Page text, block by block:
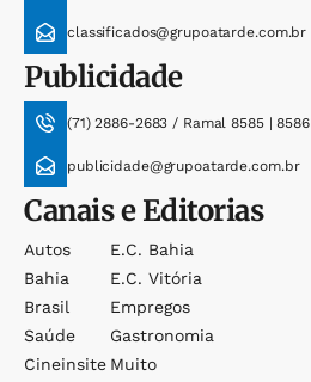
classificados@grupoatarde.com.br
Publicidade
(71) 2886-2683 / Ramal 8585 | 8586
publicidade@grupoatarde.com.br
Canais e Editorias
Autos
Bahia
Brasil
Saúde
Cineinsite
E.c. Bahia
E.c. Vitória
Empregos
Gastronomia
Muito